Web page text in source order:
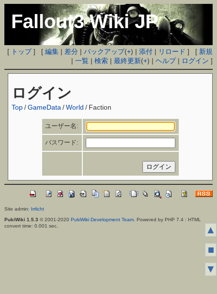
Fallout3 Wiki JP
[ トップ] [編集 | 差分 |バックアップ(+) |添付 | リロード ] [ 新規
|一覧 |検索 |最終更新(+) |ヘルプ| ログイン ]
ログイン
Top /GameData /World / Faction
ユーザー名:
パスワード:
Site admin: Irrlicht
PukiWiki 1.5.3 © 2001-2020 PukiWiki Development Team. Powered by PHP 7.4 : HTML
convert time: 0.001 sec.
▲
■
▼